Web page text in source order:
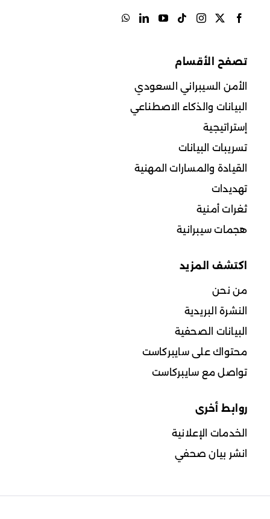
تصفح الأقسام
الأمن السيبراني السعودي
البيانات والذكاء الاصطناعي
إستراتيجية
تسريبات البيانات
القيادة والمسارات المهنية
تهديدات
ثغرات أمنية
هجمات سيبرانية
اكتشف المزيد
من نحن
النشرة البريدية
البيانات الصحفية
محتواك على سايبركاست
تواصل مع سايبركاست
روابط أخرى
الخدمات الإعلانية
انشر بيان صحفي